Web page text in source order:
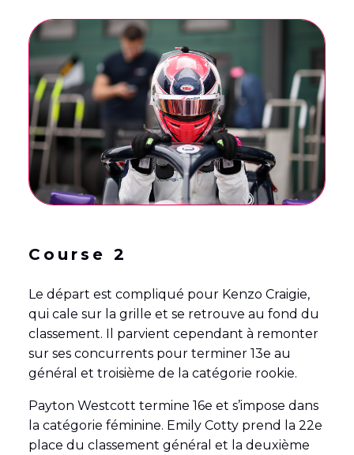
Course 2
Le départ est compliqué pour Kenzo Craigie,
qui cale sur la grille et se retrouve au fond du
classement. Il parvient cependant à remonter
sur ses concurrents pour terminer 13e au
général et troisième de la catégorie rookie.
Payton Westcott termine 16e et s’impose dans
la catégorie féminine. Emily Cotty prend la 22e
place du classement général et la deuxième